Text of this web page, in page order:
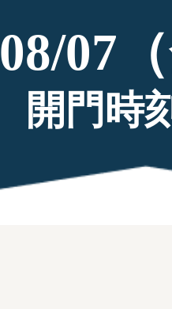
08/07（
開門時